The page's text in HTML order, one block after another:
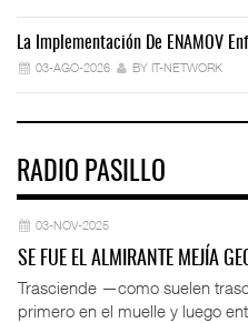
La Implementación De ENAMOV
03-AGO-2026 BY IT-NETWORK
RADIO PASILLO
03-NOV-2025
SE FUE EL ALMIRANTE MEJÍA
Trasciende —como suelen
primero en el muelle y luego